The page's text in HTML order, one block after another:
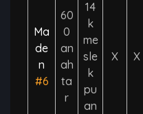
Ma
de
n
#6
60
0
an
ah
ta
r
14
k
me
sle
k
pu
an
X X